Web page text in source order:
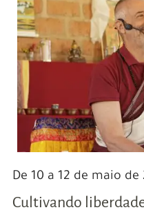
De 10 a 12 de maio
Cultivando